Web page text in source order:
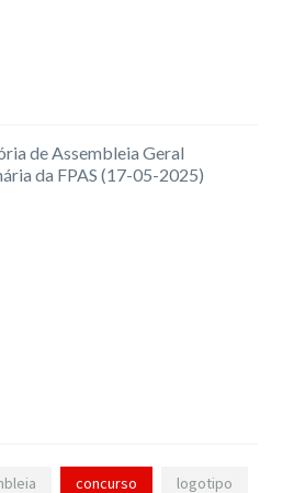
de Assembleia Geral
da FPAS (17-05-2025)
concurso logotipo